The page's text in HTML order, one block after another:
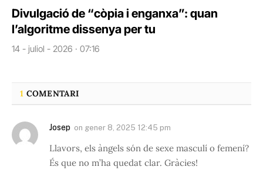
Divulgació de “còpia i enganxa”: quan
l’algoritme dissenya per tu
14 - juliol - 2026 · 07:16
1 COMENTARI
Josep on gener 8, 2025 12:45 pm
Llavors, els àngels són de sexe masculí o femení?
És que no m’ha quedat clar. Gràcies!